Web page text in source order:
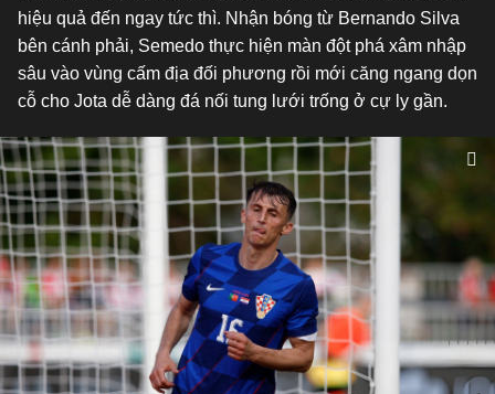
hiệu quả đến ngay tức thì. Nhận bóng từ Bernando Silva
bên cánh phải, Semedo thực hiện màn đột phá xâm nhập
sâu vào vùng cấm địa đối phương rồi mới căng ngang dọn
cỗ cho Jota dễ dàng đá nối tung lưới trống ở cự ly gần.